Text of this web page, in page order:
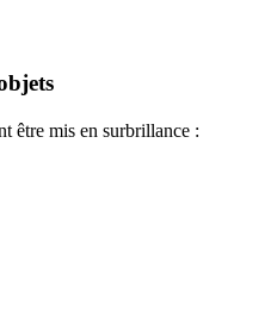
être mis en surbrillance :